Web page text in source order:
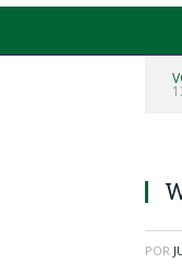
POR